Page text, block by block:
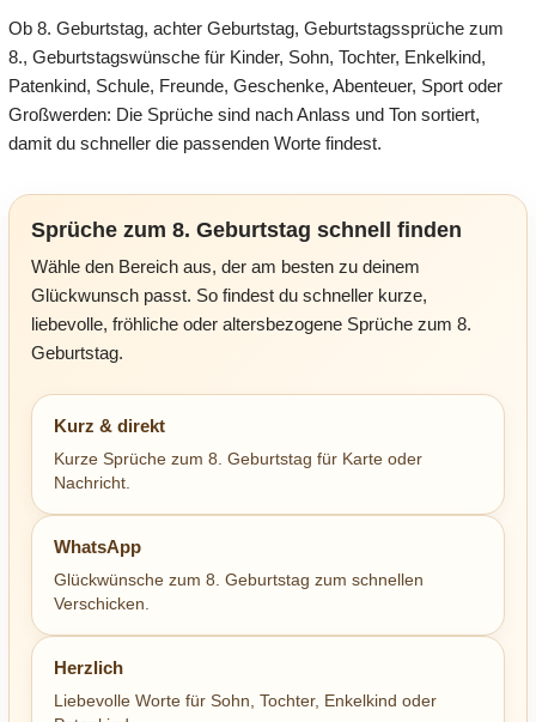
Ob 8. Geburtstag, achter Geburtstag, Geburtstagssprüche zum
8., Geburtstagswünsche für Kinder, Sohn, Tochter, Enkelkind,
Patenkind, Schule, Freunde, Geschenke, Abenteuer, Sport oder
Großwerden: Die Sprüche sind nach Anlass und Ton sortiert,
damit du schneller die passenden Worte findest.
Sprüche zum 8. Geburtstag schnell finden
Wähle den Bereich aus, der am besten zu deinem
Glückwunsch passt. So findest du schneller kurze,
liebevolle, fröhliche oder altersbezogene Sprüche zum 8.
Geburtstag.
Kurz & direkt
Kurze Sprüche zum 8. Geburtstag für Karte oder
Nachricht.
WhatsApp
Glückwünsche zum 8. Geburtstag zum schnellen
Verschicken.
Herzlich
Liebevolle Worte für Sohn, Tochter, Enkelkind oder